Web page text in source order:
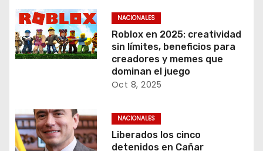
NACIONALES
Roblox en 2025: creatividad
sin límites, beneficios para
creadores y memes que
dominan el juego
Oct 8, 2025
NACIONALES
Liberados los cinco
detenidos en Cañar